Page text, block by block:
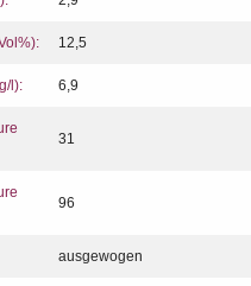
12,5
l): 6,9
31
96
ausgewogen